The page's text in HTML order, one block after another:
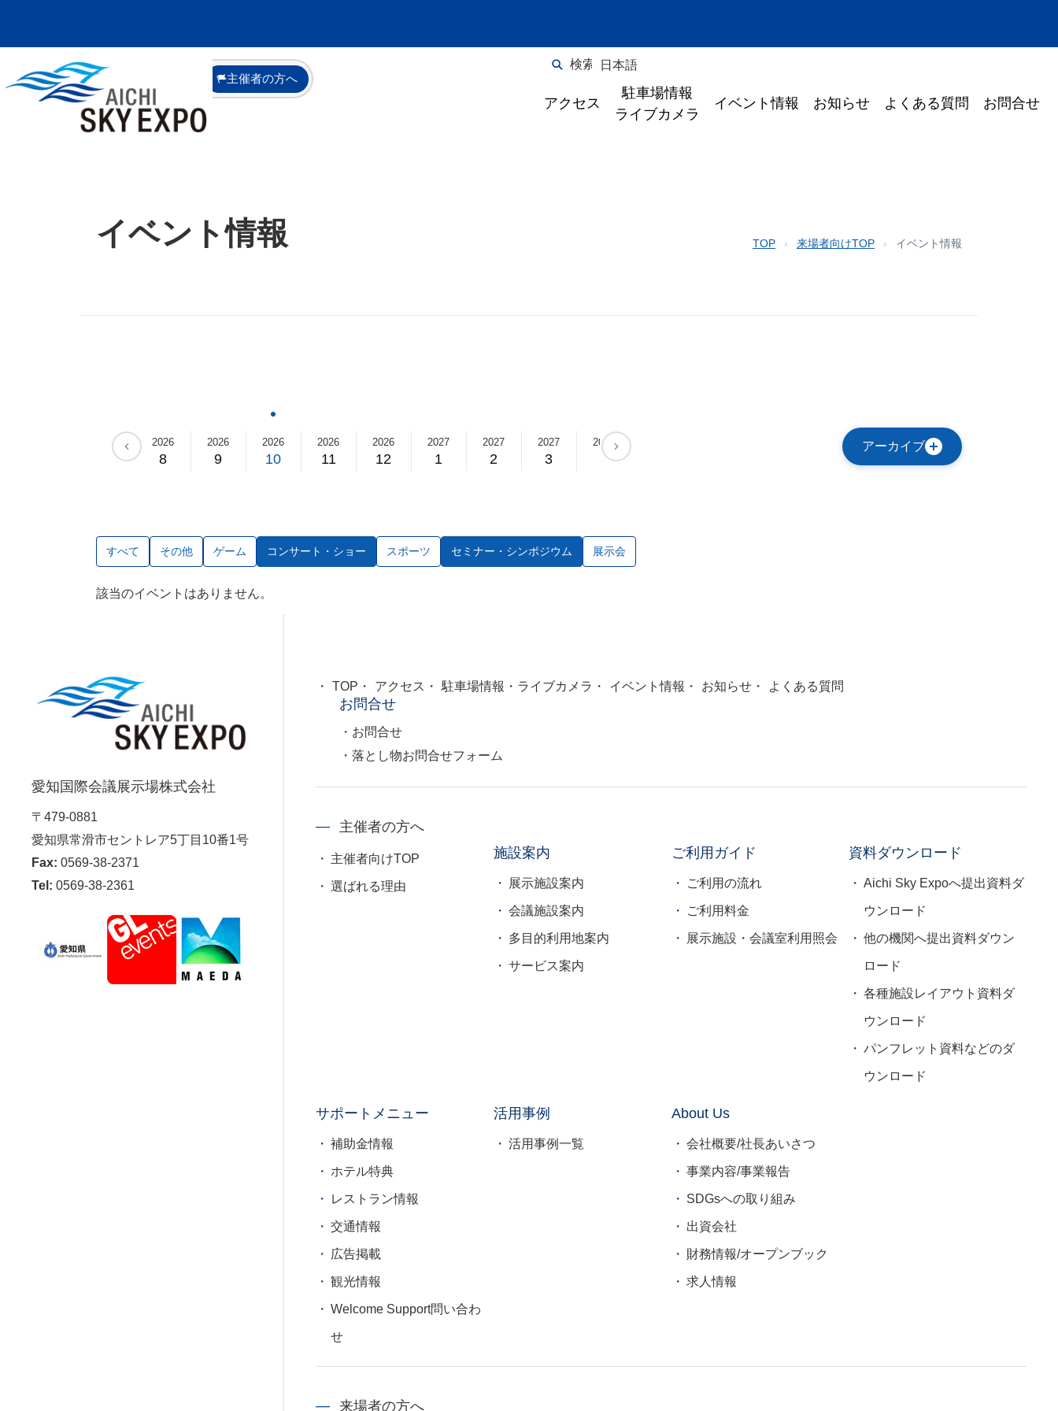
主催者の方へ
検索 日本語
English
アクセス
駐車場情報
ライブカメラ
イベント情報 お知らせ よくある質問 お問合せ
イベント情報
イベント情報 TOP › 来場者向けTOP › イベント情報
2026 2026
8
2026
9
2026
10
2026
11
2026
12
2027
1
2027
2
2027
3
2027
4
2027 2027
10
アーカイブ
すべて その他 ゲーム コンサート・ショー スポーツ セミナー・シンポジウム 展示会
該当のイベントはありません。
愛知国際会議展示場株式会社
〒479-0881
愛知県常滑市セントレア5丁目10番1号
Fax: 0569-38-2371
Tel: 0569-38-2361
TOP アクセス 駐車場情報・ライブカメラ イベント情報 お知らせ よくある質問
お問合せ
お問合せ
落とし物お問合せフォーム
主催者の方へ
主催者向けTOP
選ばれる理由
施設案内
展示施設案内
会議施設案内
多目的利用地案内
サービス案内
ご利用ガイド
ご利用の流れ
ご利用料金
展示施設・会議室利用照会
資料ダウンロード
Aichi Sky Expoへ提出資料ダ
ウンロード
他の機関へ提出資料ダウン
ロード
各種施設レイアウト資料ダ
ウンロード
パンフレット資料などのダ
ウンロード
サポートメニュー
補助金情報
ホテル特典
レストラン情報
交通情報
広告掲載
観光情報
Welcome Support問い合わ
せ
活用事例
活用事例一覧
About Us
会社概要/社長あいさつ
事業内容/事業報告
SDGsへの取り組み
出資会社
財務情報/オープンブック
求人情報
来場者の方へ